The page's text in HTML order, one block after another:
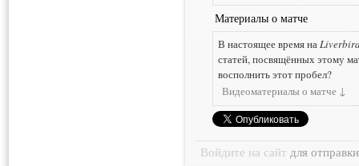
Материалы о матче
В настоящее время на
статей, посвящённых этому
восполнить этот пробел?
Видеоматериалы о матче ↓
Войдите на сайт для